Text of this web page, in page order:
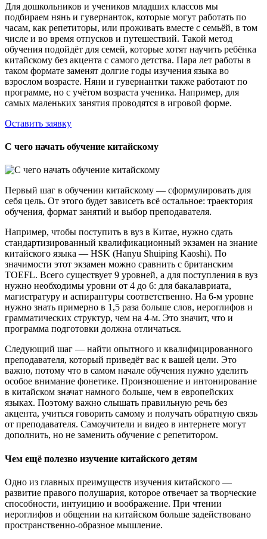
Для дошкольников и учеников младших классов мы
подбираем нянь и гувернанток, которые могут работать по
часам, как репетиторы, или проживать вместе с семьёй, в том
числе и во время отпусков и путешествий. Такой метод
обучения подойдёт для семей, которые хотят научить ребёнка
китайскому без акцента с самого детства. Пара лет работы в
таком формате заменят долгие годы изучения языка во
взрослом возрасте. Няни и гувернантки также работают по
программе, но с учётом возраста ученика. Например, для
самых маленьких занятия проводятся в игровой форме.
Оставить заявку
С чего начать обучение китайскому
Первый шаг в обучении китайскому — сформулировать для
себя цель. От этого будет зависеть всё остальное: траектория
обучения, формат занятий и выбор преподавателя.
Например, чтобы поступить в вуз в Китае, нужно сдать
стандартизированный квалификационный экзамен на знание
китайского языка — HSK (Hanyu Shuiping Kaoshi). По
значимости этот экзамен можно сравнить с британским
TOEFL. Всего существует 9 уровней, а для поступления в вуз
нужно необходимы уровни от 4 до 6: для бакалавриата,
магистратуру и аспирантуры соответственно. На 6-м уровне
нужно знать примерно в 1,5 раза больше слов, иероглифов и
грамматических структур, чем на 4-м. Это значит, что и
программа подготовки должна отличаться.
Следующий шаг — найти опытного и квалифицированного
преподавателя, который приведёт вас к вашей цели. Это
важно, потому что в самом начале обучения нужно уделить
особое внимание фонетике. Произношение и интонирование
в китайском значат намного больше, чем в европейских
языках. Поэтому важно слышать правильную речь без
акцента, учиться говорить самому и получать обратную связь
от преподавателя. Самоучители и видео в интернете могут
дополнить, но не заменить обучение с репетитором.
Чем ещё полезно изучение китайского детям
Одно из главных преимуществ изучения китайского —
развитие правого полушария, которое отвечает за творческие
способности, интуицию и воображение. При чтении
иероглифов и общении на китайском больше задействовано
пространственно-образное мышление.